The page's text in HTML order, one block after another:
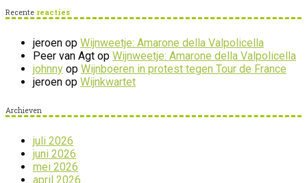
Recente reacties
jeroen op Wijnweetje: Amarone della Valpolicella
Peer van Agt op Wijnweetje: Amarone della Valpolicella
johnny op Wijnboeren in protest tegen Tour de France
jeroen op Wijnkwartet
Archieven
juli 2026
juni 2026
mei 2026
april 2026